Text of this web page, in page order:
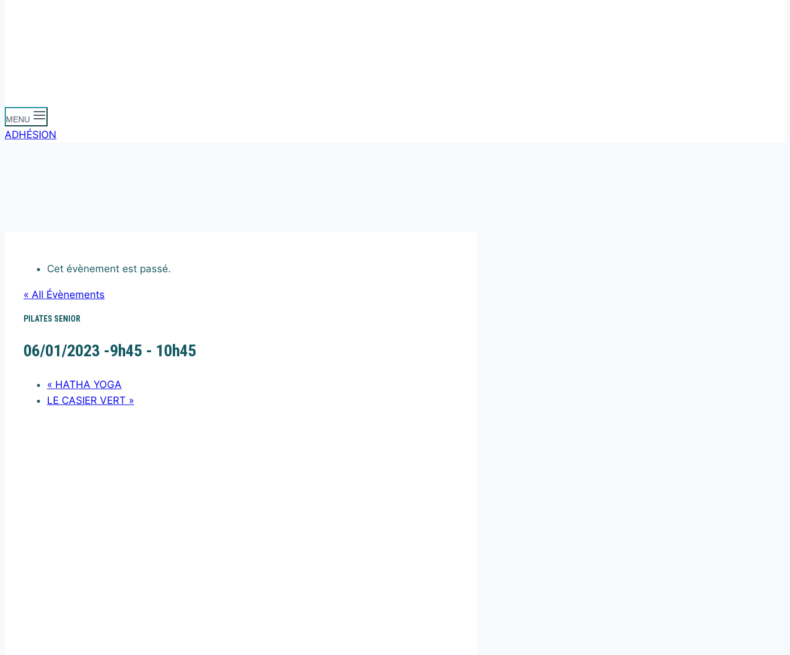
MENU
ADHÉSION
Cet évènement est passé.
« All Évènements
PILATES SENIOR
06/01/2023 -9h45 - 10h45
« HATHA YOGA
LE CASIER VERT »